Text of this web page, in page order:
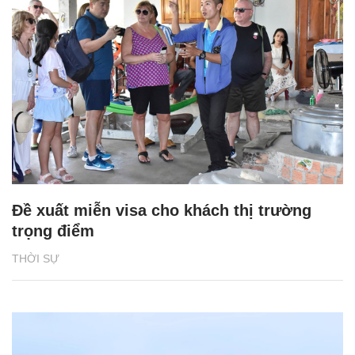
THỜI SỰ
Đề xuất miễn visa cho khách thị trường
trọng điểm